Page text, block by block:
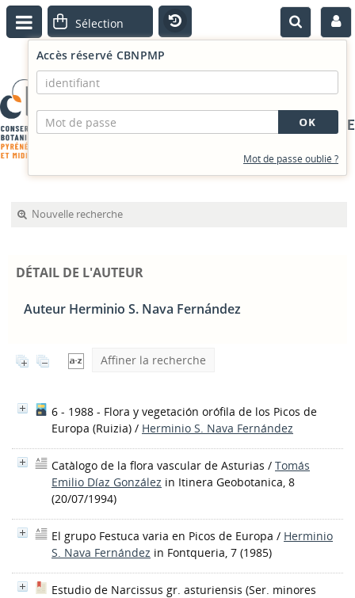
PORTAIL DOCUMENTAIRE
Accès réservé CBNPMP
Mot de passe oublié ?
Nouvelle recherche
DÉTAIL DE L'AUTEUR
Auteur Herminio S. Nava Fernández
Affiner la recherche
6 - 1988 - Flora y vegetación orófila de los Picos de
Europa (Ruizia) / Herminio S. Nava Fernández
Catàlogo de la flora vascular de Asturias / Tomás
Emilio Díaz González in Itinera Geobotanica, 8
(20/07/1994)
El grupo Festuca varia en Picos de Europa / Herminio
S. Nava Fernández in Fontqueria, 7 (1985)
Estudio de Narcissus gr. asturiensis (Ser. minores